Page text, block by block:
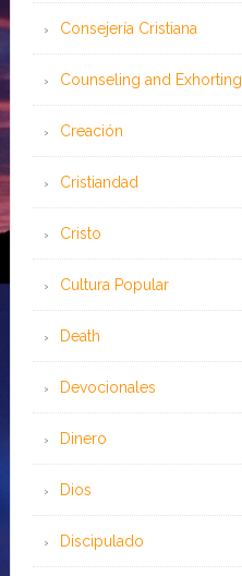
Consejería Cristiana
Counseling and Exhorting
Creación
Cristiandad
Cristo
Cultura Popular
Death
Devocionales
Dinero
Dios
Discipulado